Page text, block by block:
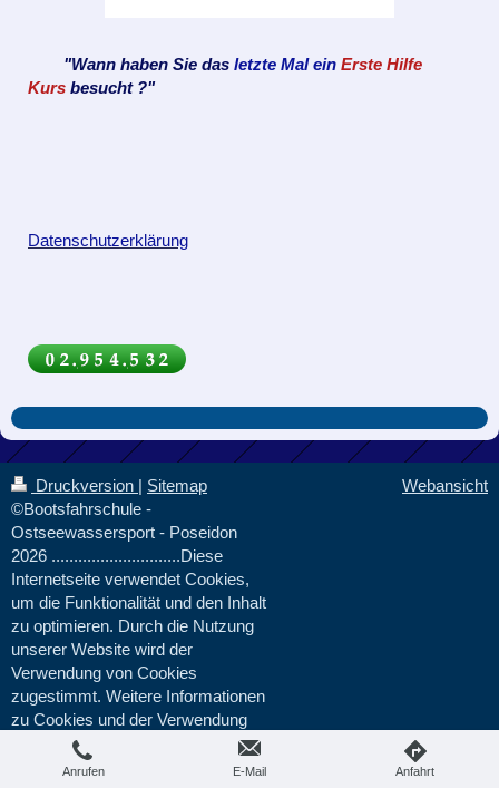
"Wann haben Sie das letzte Mal ein Erste Hilfe
Kurs besucht ?"
Datenschutzerklärung
Druckversion | Sitemap
©Bootsfahrschule -
Ostseewassersport - Poseidon
2026 .............................Diese
Internetseite verwendet Cookies,
um die Funktionalität und den Inhalt
zu optimieren. Durch die Nutzung
unserer Website wird der
Verwendung von Cookies
zugestimmt. Weitere Informationen
zu Cookies und der Verwendung
Ihrer Daten erhalten Sie in unserer
Datenschutzerklärung.
Webansicht
Anrufen E-Mail Anfahrt